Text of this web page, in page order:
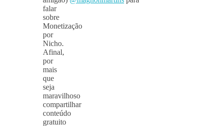
falar
sobre
Monetização
por
Nicho.
Afinal,
por
mais
que
seja
maravilhoso
compartilhar
conteúdo
gratuito